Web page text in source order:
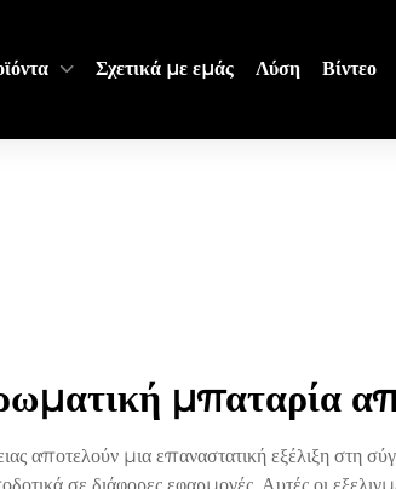
Σχετικά με εμάς Λύση Βίντεο
μπαταρία
αποτελούν μια επαναστατική εξέλιξη στη